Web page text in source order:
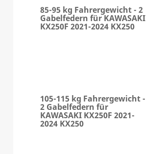
85-95 kg Fahrergewicht - 2
Gabelfedern für KAWASAKI
KX250F 2021-2024 KX250
105-115 kg Fahrergewicht -
2 Gabelfedern für
KAWASAKI KX250F 2021-
2024 KX250